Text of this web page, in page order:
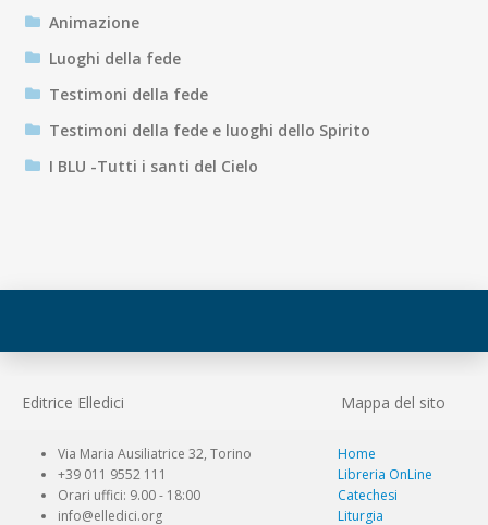
Animazione
Luoghi della fede
Testimoni della fede
Testimoni della fede e luoghi dello Spirito
I BLU -Tutti i santi del Cielo
Editrice Elledici Mappa del sito
Via Maria Ausiliatrice 32, Torino
+39 011 9552 111
Orari uffici: 9.00 - 18:00
info@elledici.org
Home
Libreria OnLine
Catechesi
Liturgia